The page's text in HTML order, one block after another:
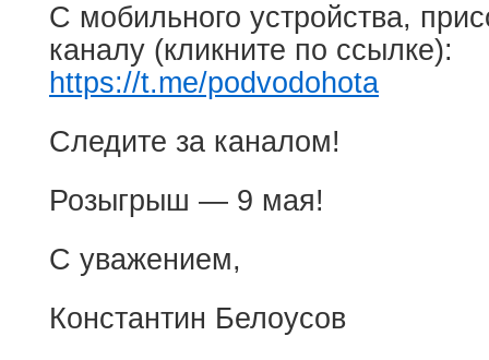
С мобильного устройства,
каналу (кликните по ссылке):
https://t.me/podvodohota
Следите за каналом!
Розыгрыш — 9 мая!
С уважением,
Константин Белоусов